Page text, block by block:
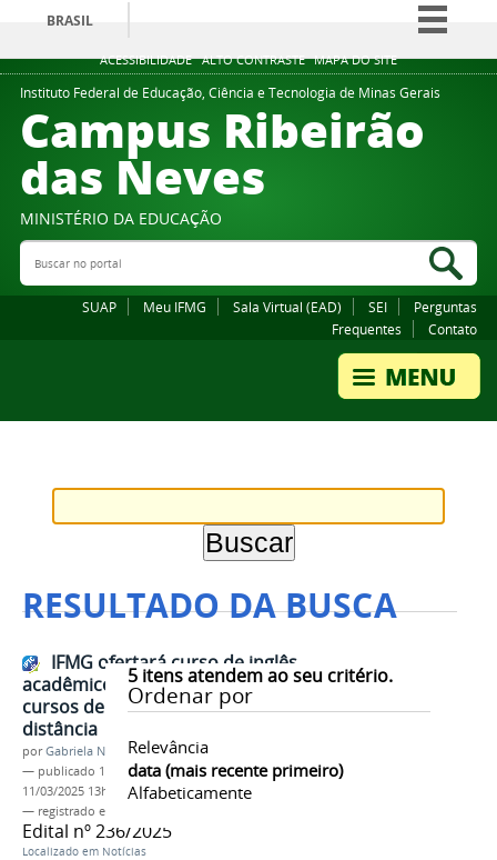
ACESSIBILIDADE ALTO CONTRASTE MAPA DO SITE
BRASIL
Simplifique!
Comunica BR
Participe
Instituto Federal de Educação, Ciência e Tecnologia de Minas Gerais
Campus Ribeirão
das Neves
MINISTÉRIO DA EDUCAÇÃO
Buscar no portal
SUAP Meu IFMG Sala Virtual (EAD) SEI
Perguntas
Frequentes
Contato
RESULTADO DA BUSCA
5itens atendem ao seu critério.
Ordenar por
Relevância
data (mais recente primeiro)
Alfabeticamente
IFMG ofertará curso de inglês
acadêmico voltado à alunos dos
cursos de Pós-graduação à
distância
porGabriela Nunes Gomes
— publicado 11/03/2025 —última modificação
11/03/2025 13h56
— registrado em:
Edital nº 236/2025
Localizado em Notícias